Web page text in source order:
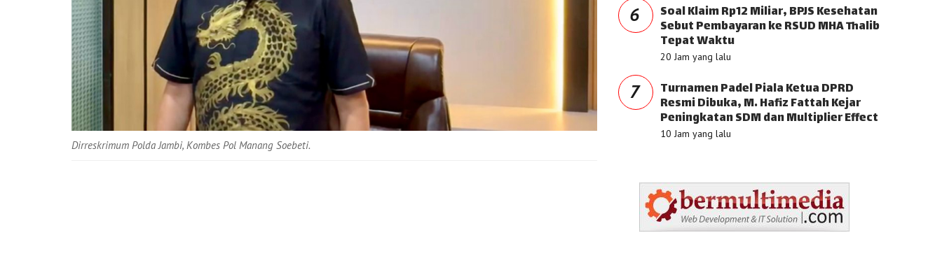
Dirreskrimum Polda Jambi, Kombes Pol Manang Soebeti.
6 Soal Klaim Rp12 Miliar, BPJS Kesehatan
Sebut Pembayaran ke RSUD MHA Thalib
Tepat Waktu
20 Jam yang lalu
7 Turnamen Padel Piala Ketua DPRD
Resmi Dibuka, M. Hafiz Fattah Kejar
Peningkatan SDM dan Multiplier Effect
10 Jam yang lalu